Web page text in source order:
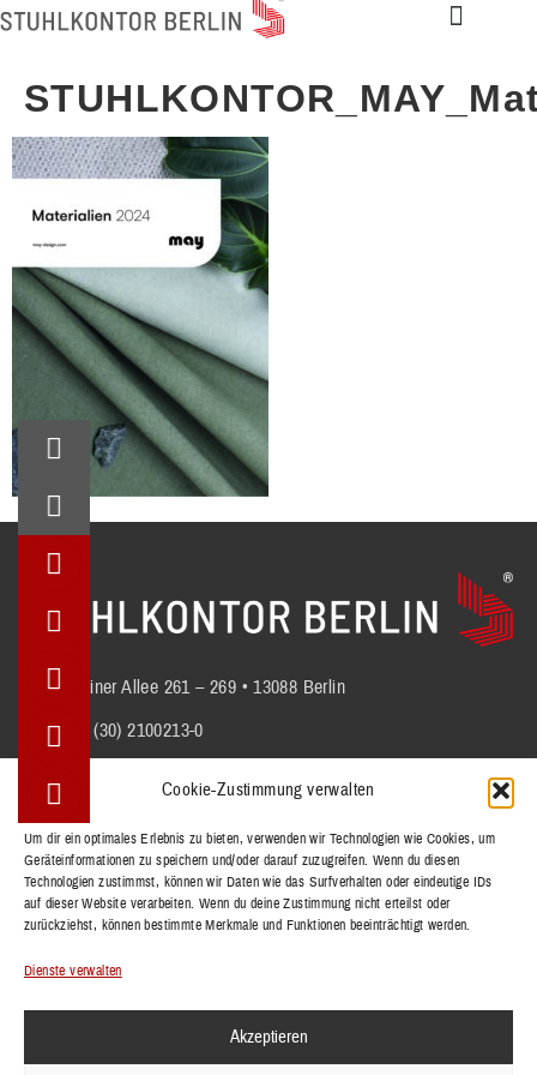
Cookie-Zustimmung verwalten
Um dir ein optimales Erlebnis zu bieten, verwenden wir Technologien wie Cookies, um
Geräteinformationen zu speichern und/oder darauf zuzugreifen. Wenn du diesen
Technologien zustimmst, können wir Daten wie das Surfverhalten oder eindeutige IDs
auf dieser Website verarbeiten. Wenn du deine Zustimmung nicht erteilst oder
zurückziehst, können bestimmte Merkmale und Funktionen beeinträchtigt werden.
Dienste verwalten
Akzeptieren
Berliner Allee 261 – 269 • 13088 Berlin
+49 (30) 2100213-0
STÜHLE
BÄNKE
TISCHE
REFERENZEN